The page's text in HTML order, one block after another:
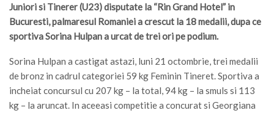
Juniori si Tinerer (U23) disputate la “Rin Grand Hotel” in
Bucuresti, palmaresul Romaniei a crescut la 18 medalii, dupa ce
sportiva Sorina Hulpan a urcat de trei ori pe podium.
Sorina Hulpan a castigat astazi, luni 21 octombrie, trei medalii
de bronz in cadrul categoriei 59 kg Feminin Tineret. Sportiva a
incheiat concursul cu 207 kg – la total, 94 kg – la smuls si 113
kg – la aruncat. In aceeasi competitie a concurat si Georgiana